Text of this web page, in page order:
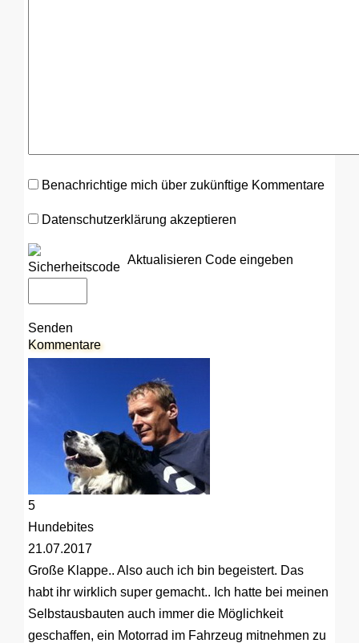
Benachrichtige mich über zukünftige Kommentare
Datenschutzerklärung akzeptieren
Aktualisieren Code eingeben
Senden
Kommentare
5
Hundebites
21.07.2017
Große Klappe.. Also auch ich bin begeistert. Das
habt ihr wirklich super gemacht.. Ich hatte bei meinen
Selbstausbauten auch immer die Möglichkeit
geschaffen, ein Motorrad im Fahrzeug mitnehmen zu